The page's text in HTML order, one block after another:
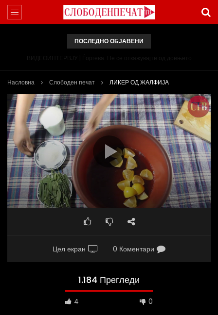
ПОСЛЕДНО ОБЈАВЕНИ
Насловна Слободен печат ЛИКЕР ОД ЖАЛФИЈА
Цел екран 0 Коментари
1.184 Прегледи
4 0